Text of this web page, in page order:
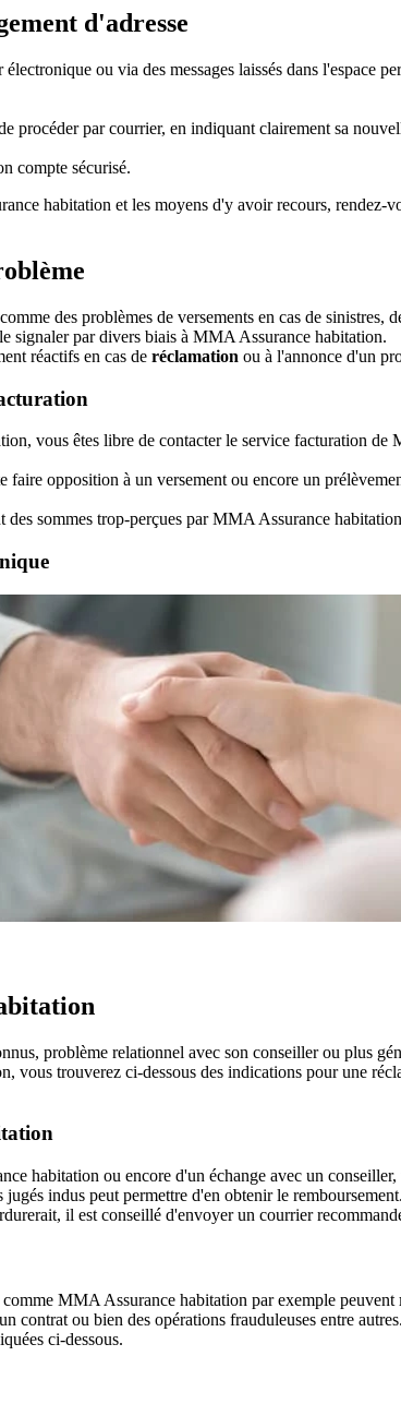
d'adresse
ou via des messages laissés dans l'espace
procéder par courrier, en indiquant clairement sa
compte sécurisé.
habitation et les moyens d'y avoir recours, rendez-
des problèmes de versements en cas de sinistres,
signaler par divers biais à MMA Assurance habitation.
réactifs en cas de réclamation ou à l'annonce d'un
vous êtes libre de contacter le service facturation de
faire opposition à un versement ou encore un
sommes trop-perçues par MMA Assurance
problème relationnel avec son conseiller ou plus
vous trouverez ci-dessous des indications pour une
habitation ou encore d'un échange avec un
indus peut permettre d'en obtenir le
il est conseillé d'envoyer un courrier
comme MMA Assurance habitation par exemple peuvent
contrat ou bien des opérations frauduleuses entre
ci-dessous.